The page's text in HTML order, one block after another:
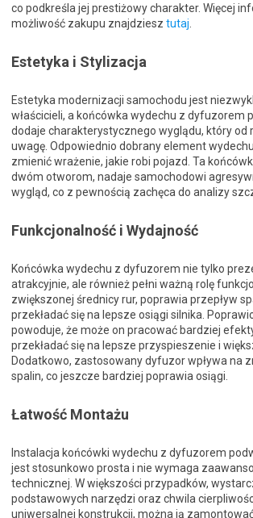
co podkreśla jej prestiżowy charakter. Więcej
możliwość zakupu znajdziesz tutaj
Estetyka i Stylizacja
Estetyka modernizacji samochodu jest
właścicieli, a końcówka wydechu z dyfuzorem
dodaje charakterystycznego wyglądu, który od
uwagę. Odpowiednio dobrany element
zmienić wrażenie, jakie robi pojazd. Ta
dwóm otworom, nadaje samochodowi
wygląd, co z pewnością zachęca do analizy
Funkcjonalność i Wydajność
Końcówka wydechu z dyfuzorem nie tylko
atrakcyjnie, ale również pełni ważną rolę
zwiększonej średnicy rur, poprawia przepływ
przekładać się na lepsze osiągi silnika.
powoduje, że może on pracować bardziej
przekładać się na lepsze przyspieszenie i
Dodatkowo, zastosowany dyfuzor wpływa na
spalin, co jeszcze bardziej poprawia osiągi.
Łatwość Montażu
Instalacja końcówki wydechu z dyfuzorem
jest stosunkowo prosta i nie wymaga
technicznej. W większości przypadków,
podstawowych narzędzi oraz chwila
uniwersalnej konstrukcji, można ją